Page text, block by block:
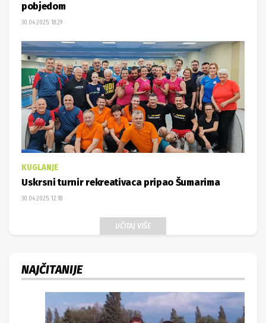
pobjedom
30.04.2025. 18:29
KUGLANJE
Uskrsni turnir rekreativaca pripao Šumarima
30.04.2025. 12:18
UČITAJ VIŠE
NAJČITANIJE